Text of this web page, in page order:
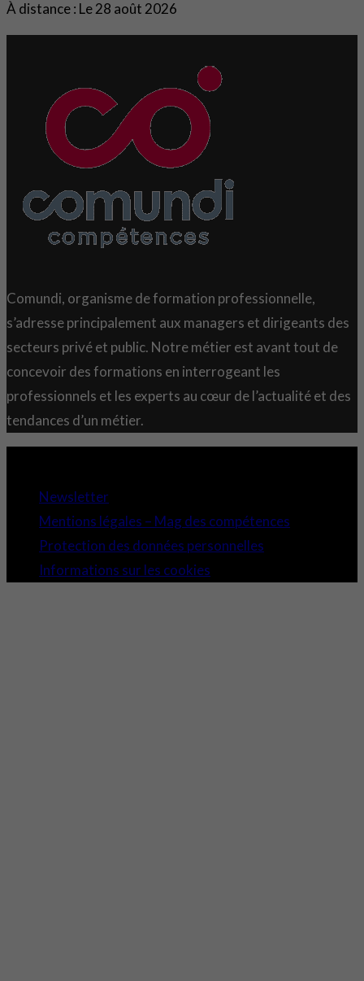
À distance : Le 28 août 2026
Comundi, organisme de formation professionnelle,
s’adresse principalement aux managers et dirigeants des
secteurs privé et public. Notre métier est avant tout de
concevoir des formations en interrogeant les
professionnels et les experts au cœur de l’actualité et des
tendances d’un métier.
Newsletter
Mentions légales – Mag des compétences
Protection des données personnelles
Informations sur les cookies